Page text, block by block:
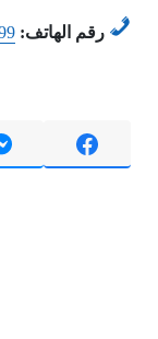
رقم الهاتف: